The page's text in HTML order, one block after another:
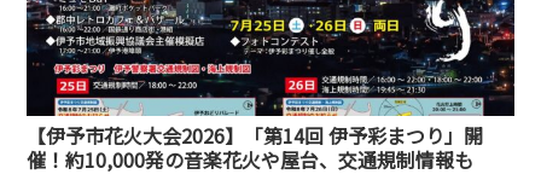
【伊予市花火大会2026】「第14回 伊予彩まつり」開
催！約10,000発の音楽花火や屋台、交通規制情報も